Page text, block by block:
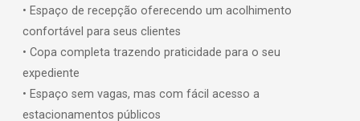
• Espaço de recepção oferecendo um acolhimento
confortável para seus clientes
• Copa completa trazendo praticidade para o seu
expediente
• Espaço sem vagas, mas com fácil acesso a
estacionamentos públicos